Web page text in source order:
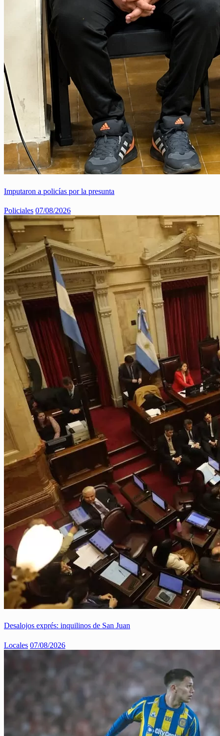
Imputaron a policías por la presunta
Policiales 07/08/2026
Desalojos exprés: inquilinos de San Juan
Locales 07/08/2026